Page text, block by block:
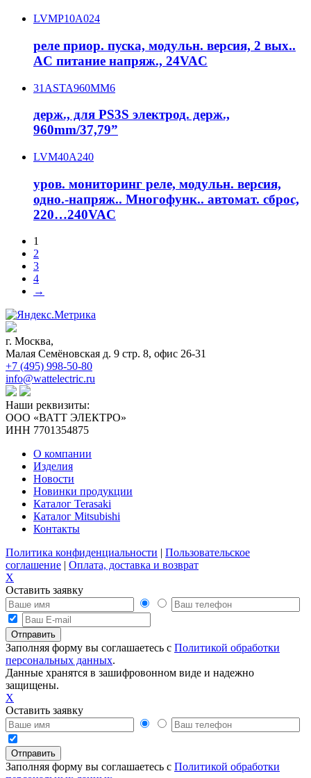
LVMP10A024
реле приор. пуска, модульн. версия, 2 вых..
AC питание напряж., 24VAC
31ASTA960MM6
держ., для PS3S электрод. держ.,
960mm/37,79”
LVM40A240
уров. мониторинг реле, модульн. версия,
одно.-напряж.. Многофунк.. автомат. сброс,
220…240VAC
1
2
3
4
→
г. Москва,
Малая Семёновская д. 9 стр. 8, офис 26-31
+7 (495) 998-50-80
info@wattelectric.ru
Наши реквизиты:
ООО «ВАТТ ЭЛЕКТРО»
ИНН 7701354875
О компании
Изделия
Новости
Новинки продукции
Каталог Terasaki
Каталог Mitsubishi
Контакты
Политика конфиденциальности | Пользовательское
соглашение | Оплата, доставка и возврат
X
Оставить заявку
Заполняя форму вы соглашаетесь с Политикой обработки
персональных данных.
Данные хранятся в зашифровонном виде и надежно
защищены.
X
Оставить заявку
Заполняя форму вы соглашаетесь с Политикой обработки